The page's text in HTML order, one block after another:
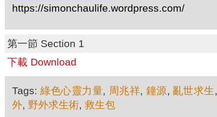
https://simonchaulife.wordpress.com/
第一節 Section 1
下載 Download
Tags:綠色心靈力量, 周兆祥, 鐘源,亂世求生
外, 野外求生術, 救生包